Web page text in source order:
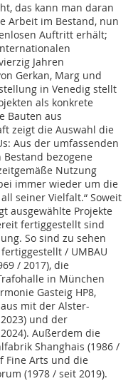
das kann man daran
Arbeit im Bestand, nun
Auftritt erhält;
Jahren
Gerkan, Marg und
in Venedig stellt
als konkrete
Bauten aus
zeigt die Auswahl die
Aus der umfassenden
bezogene
Nutzung
immer wieder um die
seiner Vielfalt.“ Soweit
ausgewählte Projekte
fertiggestellt sind
So sind zu sehen
/ UMBAU
/ 2017), die
in München
Gasteig HP8,
mit der Alster-
und der
Außerdem die
Shanghais (1986 /
Fine Arts und die
(1978 / seit 2019).